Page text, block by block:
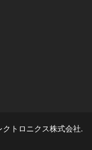
トロニクス株式会社.